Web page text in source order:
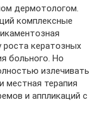
дермотологом.
комплексные
роста кератозных
больного. Но
излечивать
местная терапия
и аппликаций с